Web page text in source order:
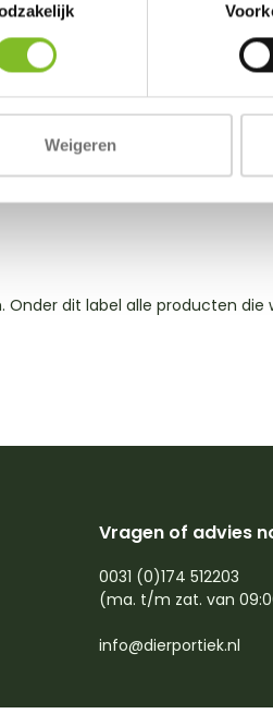
Weigeren
Onder dit label alle producten
Vragen of advies
0031 (0)174 512203
(ma. t/m zat. van
info@dierportiek.nl